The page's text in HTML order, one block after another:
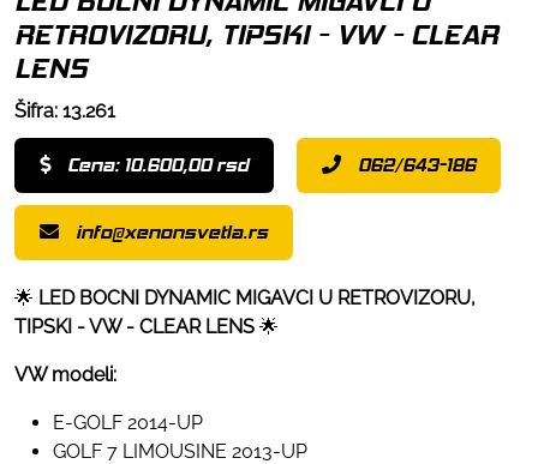
RETROVIZORU, TIPSKI - VW - CLEAR
LENS
Šifra: 13.261
Cena: 10.600,00 rsd 062/643-186
info@xenonsvetla.rs
🌟 LED BOCNI DYNAMIC MIGAVCI U RETROVIZORU,
TIPSKI - VW - CLEAR LENS 🌟
VW modeli:
E-GOLF 2014-UP
GOLF 7 LIMOUSINE 2013-UP